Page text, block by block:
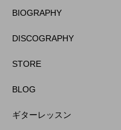
BIOGRAPHY
DISCOGRAPHY
STORE
BLOG
ギターレッスン